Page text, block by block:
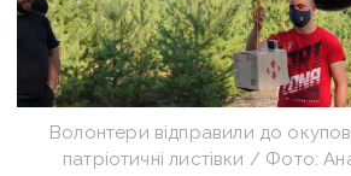
Волонтери відправили до
патріотичні листівки / Фото: